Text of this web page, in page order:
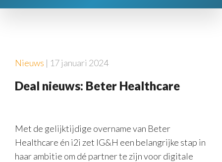
Nieuws | 17 januari 2024
Deal nieuws: Beter Healthcare
Met de gelijktijdige overname van Beter
Healthcare én i2i zet IG&H een belangrijke stap in
haar ambitie om dé partner te zijn voor digitale